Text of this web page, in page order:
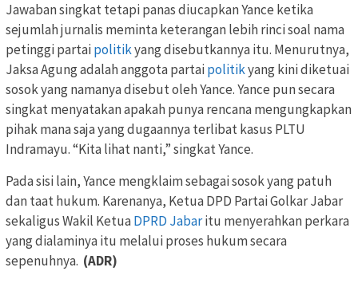
Jawaban singkat tetapi panas diucapkan Yance ketika
sejumlah jurnalis meminta keterangan lebih rinci soal nama
petinggi partaipolitikyang disebutkannya itu. Menurutnya,
Jaksa Agung adalah anggota partaipolitikyang kini diketuai
sosok yang namanya disebut oleh Yance. Yance pun secara
singkat menyatakan apakah punya rencana mengungkapkan
pihak mana saja yang dugaannya terlibat kasus PLTU
Indramayu. “Kita lihat nanti,” singkat Yance.
Pada sisi lain, Yance mengklaim sebagai sosok yang patuh
dan taat hukum. Karenanya, Ketua DPD Partai Golkar Jabar
sekaligus Wakil KetuaDPRD Jabaritu menyerahkan perkara
yang dialaminya itu melalui proses hukum secara
sepenuhnya. (ADR)